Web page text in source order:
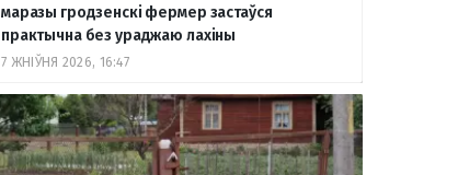
маразы гродзенскі фермер застаўся
практычна без ураджаю лахіны
7 ЖНІЎНЯ 2026, 16:47